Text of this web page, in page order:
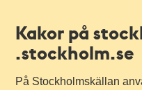
Kakor på
.stockholm.se
På Stockholmskällan